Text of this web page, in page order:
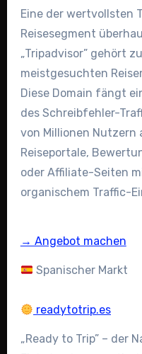
Eine der wertvollsten
Reisesegment
„Tripadvisor” gehört
meistgesuchten
Diese Domain fängt
des Schreibfehler-
von Millionen Nutzern
Reiseportale,
oder Affiliate-Seiten
organischem Traffic-
→ Angebot machen
Spanischer Markt
readytotrip.es
„Ready to Trip” – der